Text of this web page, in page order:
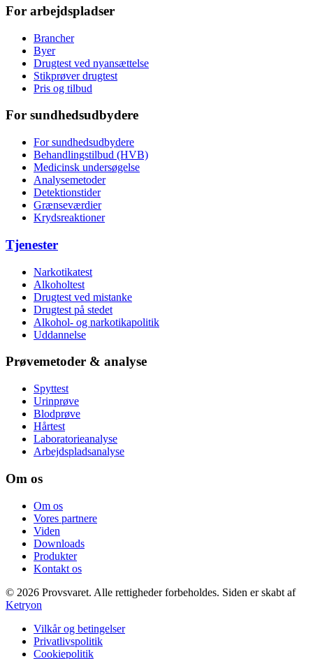
For arbejdspladser
Brancher
Byer
Drugtest ved nyansættelse
Stikprøver drugtest
Pris og tilbud
For sundhedsudbydere
For sundhedsudbydere
Behandlingstilbud (HVB)
Medicinsk undersøgelse
Analysemetoder
Detektionstider
Grænseværdier
Krydsreaktioner
Tjenester
Narkotikatest
Alkoholtest
Drugtest ved mistanke
Drugtest på stedet
Alkohol- og narkotikapolitik
Uddannelse
Prøvemetoder & analyse
Spyttest
Urinprøve
Blodprøve
Hårtest
Laboratorieanalyse
Arbejdspladsanalyse
Om os
Om os
Vores partnere
Viden
Downloads
Produkter
Kontakt os
© 2026 Provsvaret. Alle rettigheder forbeholdes. Siden er skabt af
Ketryon
Vilkår og betingelser
Privatlivspolitik
Cookiepolitik